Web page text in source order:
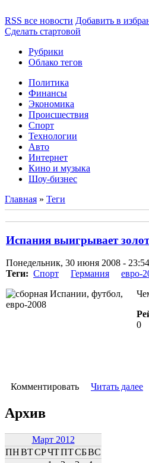
RSS все новости Добавить в
Сделать стартовой
Рубрики
Облако тегов
Политика
Финансы
Экономика
Происшествия
Спорт
Технологии
Авто
Интернет
Кино и музыка
Шоу-бизнес
Главная » Теги
Испания выигрывает
Понедельник, 30 июня 2008 - 23:54
Теги: Спорт Германия евро-
0
Комментировать Читать далее
Архив
Март 2012
ПНВТСРЧТПТСБВС